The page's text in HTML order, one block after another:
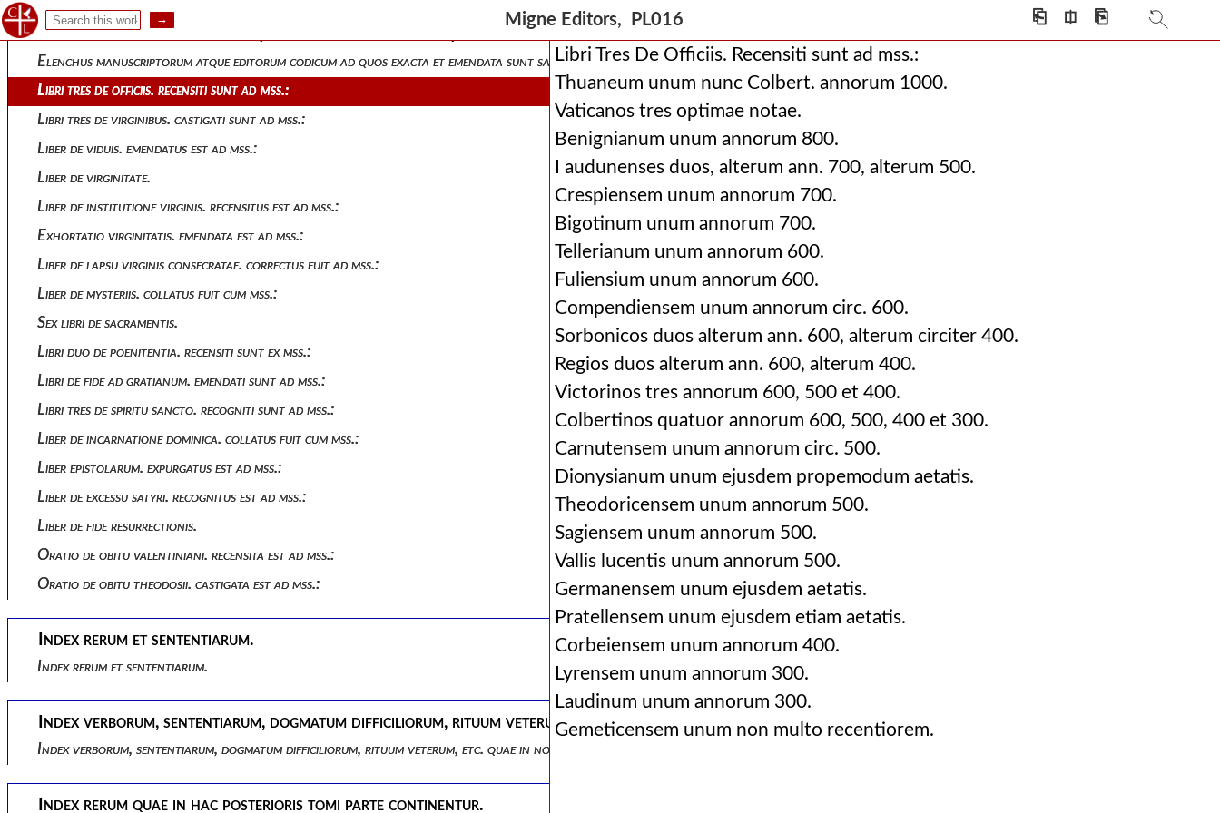
Migne Editors, PL016 ⎗ ⎅ ⎘
Elenchus manuscriptorum atque editorum codicum ad quos exacta et emendata sunt sancti ambrosii opera, quae in hoc secundo volumine continentur.
Elenchus manuscriptorum atque editorum codicum ad quos exacta et emendata sunt sancti ambrosii opera, quae in hoc secundo volumine continentur.
Libri tres de officiis. recensiti sunt ad mss.:
Libri tres de virginibus. castigati sunt ad mss.:
Liber de viduis. emendatus est ad mss.:
Liber de virginitate.
Liber de institutione virginis. recensitus est ad mss.:
Exhortatio virginitatis. emendata est ad mss.:
Liber de lapsu virginis consecratae. correctus fuit ad mss.:
Liber de mysteriis. collatus fuit cum mss.:
Sex libri de sacramentis.
Libri duo de poenitentia. recensiti sunt ex mss.:
Libri de fide ad gratianum. emendati sunt ad mss.:
Libri tres de spiritu sancto. recogniti sunt ad mss.:
Liber de incarnatione dominica. collatus fuit cum mss.:
Liber epistolarum. expurgatus est ad mss.:
Liber de excessu satyri. recognitus est ad mss.:
Liber de fide resurrectionis.
Oratio de obitu valentiniani. recensita est ad mss.:
Oratio de obitu theodosii. castigata est ad mss.:
Index rerum et sententiarum.
Index rerum et sententiarum.
Index verborum, sententiarum, dogmatum difficiliorum, rituum veterum, etc. quae in notis explicantur.
Index verborum, sententiarum, dogmatum difficiliorum, rituum veterum, etc. quae in notis explicantur.
Index rerum quae in hac posterioris tomi parte continentur.
Libri Tres De Officiis. Recensiti sunt ad mss.:
Thuaneum unum nunc Colbert. annorum 1000.
Vaticanos tres optimae notae.
Benignianum unum annorum 800.
I audunenses duos, alterum ann. 700, alterum 500.
Crespiensem unum annorum 700.
Bigotinum unum annorum 700.
Tellerianum unum annorum 600.
Fuliensium unum annorum 600.
Compendiensem unum annorum circ. 600.
Sorbonicos duos alterum ann. 600, alterum circiter 400.
Regios duos alterum ann. 600, alterum 400.
Victorinos tres annorum 600, 500 et 400.
Colbertinos quatuor annorum 600, 500, 400 et 300.
Carnutensem unum annorum circ. 500.
Dionysianum unum ejusdem propemodum aetatis.
Theodoricensem unum annorum 500.
Sagiensem unum annorum 500.
Vallis lucentis unum annorum 500.
Germanensem unum ejusdem aetatis.
Pratellensem unum ejusdem etiam aetatis.
Corbeiensem unum annorum 400.
Lyrensem unum annorum 300.
Laudinum unum annorum 300.
Gemeticensem unum non multo recentiorem.